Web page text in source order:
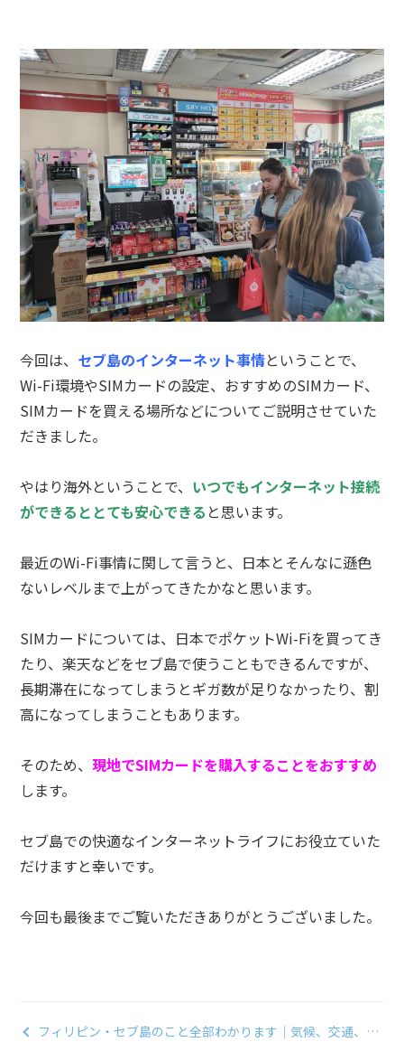
今回は、 セブ島のインターネット事情ということで、
Wi-Fi環境やSIMカードの設定、おすすめのSIMカード、
SIMカードを買える場所などについてご説明させていた
だきました。
やはり海外ということで、 いつでもインターネット接続
ができるととても安心できる と思います。
最近のWi-Fi事情に関して言うと、日本とそんなに遜色
ないレベルまで上がってきたかなと思います。
SIMカードについては、日本でポケットWi-Fiを買ってき
たり、楽天などをセブ島で使うこともできるんですが、
長期滞在になってしまうとギガ数が足りなかったり、割
高になってしまうこともあります。
そのため、現地でSIMカードを購入することをおすすめ
します。
セブ島での快適なインターネットライフにお役立ていた
だけますと幸いです。
今回も最後までご覧いただきありがとうございました。
フィリピン・セブ島のこと全部わかります｜気候、交通、経